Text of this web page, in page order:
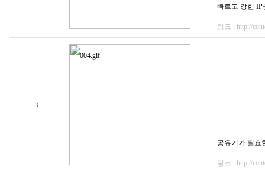
빠르고 강한
링크 : http://
3
공유기가 필요
링크 : http://